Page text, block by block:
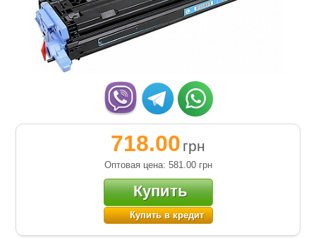
718.00 грн
Оптовая цена: 581.00 грн
Купить
Купить в кредит